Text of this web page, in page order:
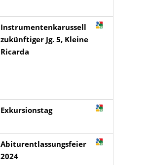
Instrumentenkarussell
zukünftiger Jg. 5, Kleine
Ricarda
Exkursionstag
Abiturentlassungsfeier
2024